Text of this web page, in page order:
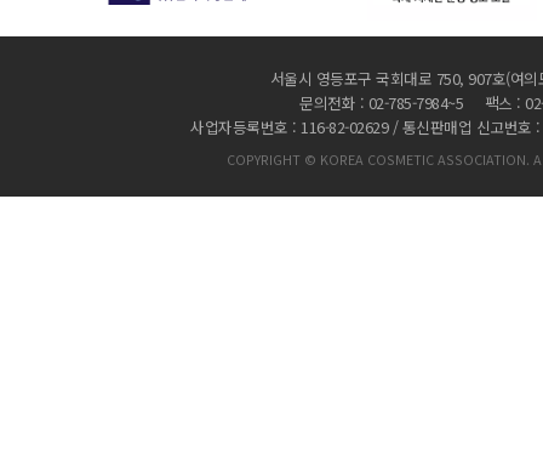
서울시 영등포구 국회대로 750, 907호(여
문의전화 : 02-785-7984~5 팩스 :
사업자등록번호 : 116-82-02629 / 통신판매업 신고번호
COPYRIGHT © KOREA COSMETIC ASSOCIATION.